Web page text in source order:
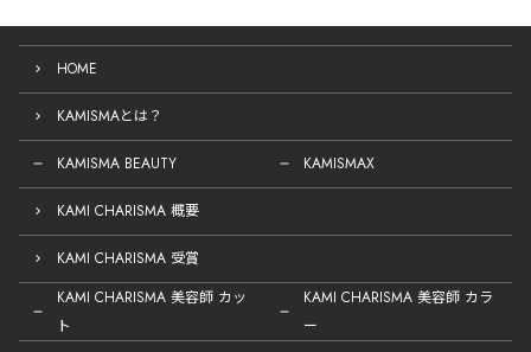
HOME
KAMISMAとは？
KAMISMA BEAUTY KAMISMAX
KAMI CHARISMA 概要
KAMI CHARISMA 受賞
KAMI CHARISMA 美容師 カッ
ト
KAMI CHARISMA 美容師 カラ
ー